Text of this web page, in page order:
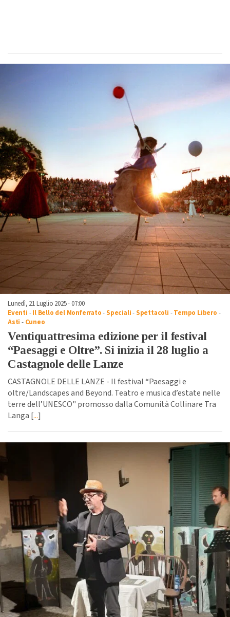
Lunedì, 21 Luglio 2025 - 07:00
Eventi -Il Bello del Monferrato-Speciali-Spettacoli -Tempo Libero -
Asti - Cuneo
Ventiquattresima edizione per il festival
“Paesaggi e Oltre”. Si inizia il 28 luglio a
Castagnole delle Lanze
CASTAGNOLE DELLE LANZE - Il festival “Paesaggi e
oltre/Landscapes and Beyond. Teatro e musica d’estate nelle
terre dell’UNESCO" promosso dalla Comunità Collinare Tra
Langa [...]